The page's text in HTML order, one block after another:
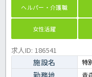
ヘルパー・介護職
女性活躍
求人ID: 186541
施設名 特
青